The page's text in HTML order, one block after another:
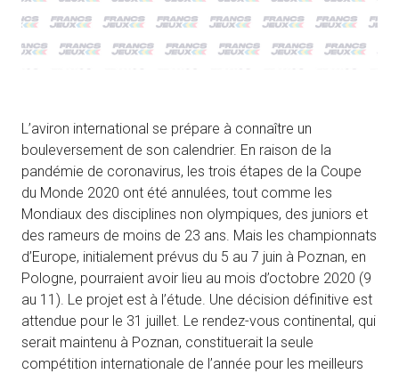
L’aviron international se prépare à connaître un
bouleversement de son calendrier. En raison de la
pandémie de coronavirus, les trois étapes de la Coupe
du Monde 2020 ont été annulées, tout comme les
Mondiaux des disciplines non olympiques, des juniors et
des rameurs de moins de 23 ans. Mais les championnats
d’Europe, initialement prévus du 5 au 7 juin à Poznan, en
Pologne, pourraient avoir lieu au mois d’octobre 2020 (9
au 11). Le projet est à l’étude. Une décision définitive est
attendue pour le 31 juillet. Le rendez-vous continental, qui
serait maintenu à Poznan, constituerait la seule
compétition internationale de l’année pour les meilleurs